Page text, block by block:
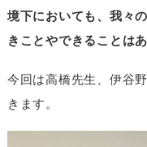
境下においても、我々
きことやできることは
今回は高橋先生、伊谷
きます。